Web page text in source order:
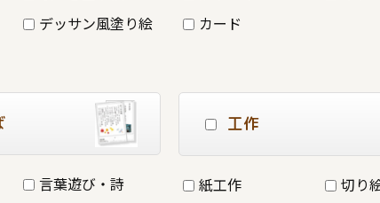
デッサン風塗り絵
カード
言葉遊び・詩
工作
紙工作 切り